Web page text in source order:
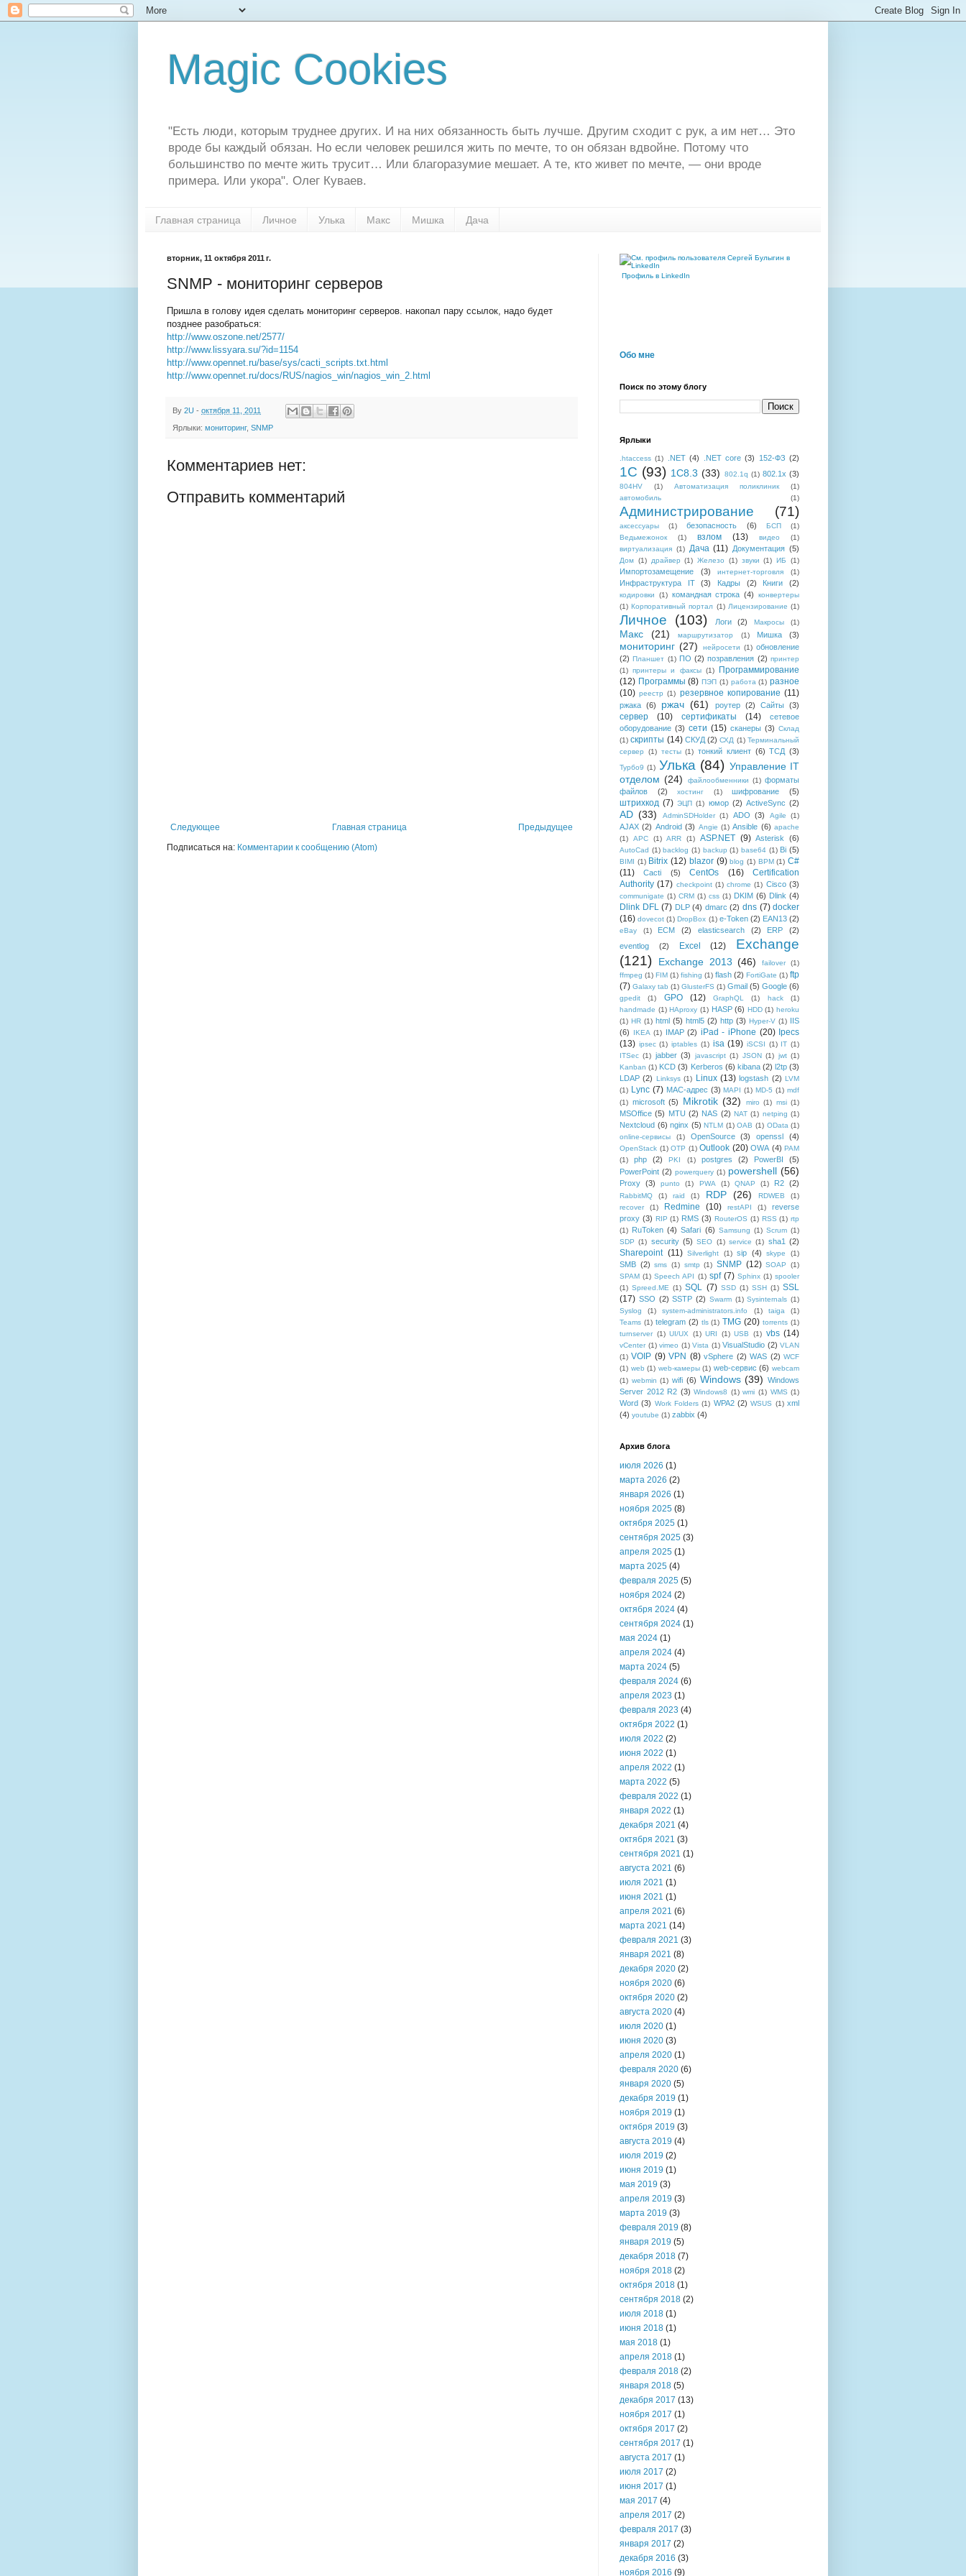
Magic Cookies
"Есть люди, которым труднее других. И на них обязанность быть лучше. Другим сходит с рук, а им нет… Это
вроде бы каждый обязан. Но если человек решился жить по мечте, то он обязан вдвойне. Потому что
большинство по мечте жить трусит… Или благоразумие мешает. А те, кто живет по мечте, — они вроде
примера. Или укора". Олег Куваев.
Главная страница Личное Улька Макс Мишка Дача
вторник, 11 октября 2011 г.
SNMP - мониторинг серверов
Пришла в голову идея сделать мониторинг серверов. накопал пару ссылок, надо будет
позднее разобраться:
http://www.oszone.net/2577/
http://www.lissyara.su/?id=1154
http://www.opennet.ru/base/sys/cacti_scripts.txt.html
http://www.opennet.ru/docs/RUS/nagios_win/nagios_win_2.html
By 2U - октября 11, 2011
Ярлыки: мониторинг, SNMP
Комментариев нет:
Отправить комментарий
Следующее Предыдущее
Главная страница
Подписаться на: Комментарии к сообщению (Atom)
Профиль в LinkedIn
Обо мне
Поиск по этому блогу
Ярлыки
.htaccess (1) .NET (4) .NET core (3) 152-ФЗ (2)
1С (93) 1C8.3 (33) 802.1q (1) 802.1x (3)
804HV (1) Автоматизация поликлиник
(1)
автомобиль
(1)
Администрирование (71)
аксессуары (1) безопасность (6) БСП
(1)
Ведьмежонок
(1) взлом (13) видео
(1)
виртуализация (1) Дача (11) Документация (5)
Дом (1) драйвер (1) Железо (1) звуки (1) ИБ (1)
Импортозамещение (3) интернет-торговля (1)
Инфраструктура IT (3) Кадры (2) Книги (2)
кодировки (1) командная строка (4)
конвертеры
(1) Корпоративный портал (1) Лицензирование (1)
Личное (103) Логи (2) Макросы (1)
Макс (21) маршрутизатор (1) Мишка (3)
мониторинг (27) нейросети (1) обновление
(2) Планшет (1) ПО (2) позравления (2) принтер
(1) принтеры и факсы (1)
Программирование
(12) Программы (8) ПЭП (1) работа (1) разное
(10) реестр (1) резервное копирование (11)
ржака (6) ржач (61) роутер (2) Сайты (3)
сервер (10) сертификаты (14)
сетевое
оборудование (3) сети (15) сканеры (3) Склад
(1) скрипты (14) СКУД (2) СХД (1) Терминальный
сервер
(1) тесты (1) тонкий клиент (6) ТСД (3)
Турбо9 (1) Улька (84) Управление IT
отделом (24) файлообменники (1) форматы
файлов
(2) хостинг (1) шифрование (5)
штрихкод (7) ЭЦП (1) юмор (2) ActiveSync (2)
AD (33) AdminSDHolder (1) ADO (3) Agile (1)
AJAX (2) Android (3) Angie (1) Ansible (6) apache
(1)
APC (1) ARR (1) ASP.NET (9) Asterisk (6)
AutoCad (1) backlog (1) backup (1) base64 (1) Bi (5)
BIMI (1) Bitrix (12) blazor (9) blog (1) BPM (1) C#
(11)
Cacti (5) CentOs (16)
Certification
Authority (17) checkpoint (1) chrome (1) Cisco (3)
communigate (1) CRM (1) css (1) DKIM (6) Dlink (4)
Dlink DFL (7) DLP (4) dmarc (2) dns (7) docker
(16) dovecot (1) DropBox (1) e-Token (2) EAN13 (2)
eBay (1) ECM (2) elasticsearch (2) ERP
(2)
eventlog
(2) Excel (12)
Exchange
(121)
Exchange 2013 (46) failover
(1)
ffmpeg (1) FIM (1) fishing (1) flash (2) FortiGate (1) ftp
(7) Galaxy tab (1) GlusterFS (1) Gmail (5) Google (6)
gpedit (1) GPO (12) GraphQL (1) hack
(1)
handmade (1) HAproxy (1) HASP (6) HDD (1) heroku
(1) HR (1) html (5) html5 (2) http (3) Hyper-V (1) IIS
(6)
IKEA (1) IMAP (2) iPad - iPhone (20) Ipecs
(13) ipsec (1) iptables (1) isa (19) iSCSI (1) IT (1)
ITSec (1) jabber (3) javascript (1) JSON (1) jwt (1)
Kanban (1) KCD (3) Kerberos (6) kibana (2) l2tp (3)
LDAP (2) Linksys (1) Linux (13) logstash (2) LVM
(1) Lync (7) MAC-адрес (3) MAPI (1) MD-5 (1) mdf
(1) microsoft (5) Mikrotik (32) miro (1) msi (1)
MSOffice (5) MTU (2) NAS (2) NAT (1) netping (1)
Nextcloud (6) nginx (5) NTLM (1) OAB (1) OData (1)
online-сервисы
(1) OpenSource (3) openssl (4)
OpenStack (1) OTP (1) Outlook (20) OWA (4) PAM
(1)
php (2) PKI (1) postgres (2) PowerBI
(5)
PowerPoint (2) powerquery (1) powershell (56)
Proxy (3) punto (1) PWA (1) QNAP (1) R2 (2)
RabbitMQ (1) raid (1) RDP (26) RDWEB
(1)
recover
(1) Redmine (10) restAPI (1)
reverse
proxy (3) RIP (1) RMS (3) RouterOS (1) RSS (1) rtp
(1) RuToken (4) Safari (6) Samsung (1) Scrum (1)
SDP (1) security (5) SEO (1) service (1) sha1 (2)
Sharepoint (11) Silverlight (1) sip (4) skype (1)
SMB (2) sms (1) smtp (1) SNMP (12) SOAP
(1)
SPAM (1) Speech API (1) spf (7) Sphinx (1) spooler
(1) Spreed.ME (1) SQL (7) SSD (1) SSH (1) SSL
(17) SSO (2) SSTP (2) Swarm (1) Sysinternals (1)
Syslog
(1) system-administrators.info (1) taiga
(1)
Teams (1) telegram (2) tls (1) TMG (20) torrents (1)
turnserver (1) UI/UX (1) URI (1) USB (1) vbs (14)
vCenter (1) vimeo (1) Vista (1) VisualStudio (2) VLAN
(1) VOIP (9) VPN (8) vSphere (2) WAS (2) WCF
(1) web (1) web-камеры (1) web-сервис (6) webcam
(1) webmin (1) wifi (6) Windows (39) Windows
Server 2012 R2 (3) Windows8 (1) wmi (1) WMS (1)
Word (3) Work Folders (1) WPA2 (2) WSUS (1) xml
(4) youtube (1) zabbix (4)
Архив блога
июля 2026 (1)
марта 2026 (2)
января 2026 (1)
ноября 2025 (8)
октября 2025 (1)
сентября 2025 (3)
апреля 2025 (1)
марта 2025 (4)
февраля 2025 (5)
ноября 2024 (2)
октября 2024 (4)
сентября 2024 (1)
мая 2024 (1)
апреля 2024 (4)
марта 2024 (5)
февраля 2024 (6)
апреля 2023 (1)
февраля 2023 (4)
октября 2022 (1)
июля 2022 (2)
июня 2022 (1)
апреля 2022 (1)
марта 2022 (5)
февраля 2022 (1)
января 2022 (1)
декабря 2021 (4)
октября 2021 (3)
сентября 2021 (1)
августа 2021 (6)
июля 2021 (1)
июня 2021 (1)
апреля 2021 (6)
марта 2021 (14)
февраля 2021 (3)
января 2021 (8)
декабря 2020 (2)
ноября 2020 (6)
октября 2020 (2)
августа 2020 (4)
июля 2020 (1)
июня 2020 (3)
апреля 2020 (1)
февраля 2020 (6)
января 2020 (5)
декабря 2019 (1)
ноября 2019 (1)
октября 2019 (3)
августа 2019 (4)
июля 2019 (2)
июня 2019 (1)
мая 2019 (3)
апреля 2019 (3)
марта 2019 (3)
февраля 2019 (8)
января 2019 (5)
декабря 2018 (7)
ноября 2018 (2)
октября 2018 (1)
сентября 2018 (2)
июля 2018 (1)
июня 2018 (1)
мая 2018 (1)
апреля 2018 (1)
февраля 2018 (2)
января 2018 (5)
декабря 2017 (13)
ноября 2017 (1)
октября 2017 (2)
сентября 2017 (1)
августа 2017 (1)
июля 2017 (2)
июня 2017 (1)
мая 2017 (4)
апреля 2017 (2)
февраля 2017 (3)
января 2017 (2)
декабря 2016 (3)
ноября 2016 (9)